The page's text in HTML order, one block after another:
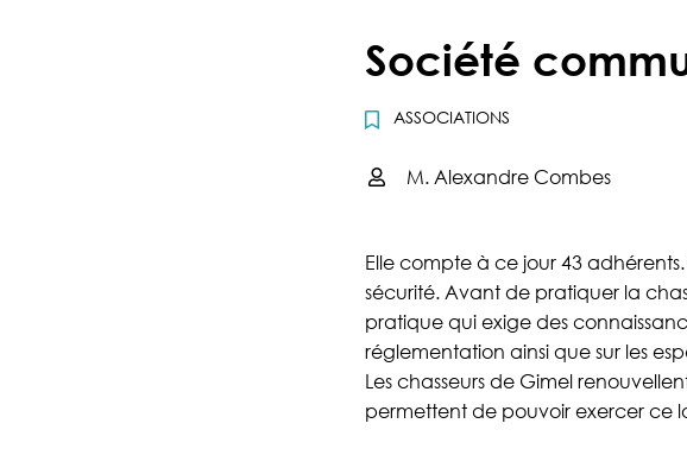
Société
ASSOCIATIONS
Infos utiles
M. Alexandre Combes
Elle compte à ce jour 43
sécurité. Avant de pratiquer la
pratique qui exige des
réglementation ainsi que sur les
Les chasseurs de Gimel
permettent de pouvoir exercer ce